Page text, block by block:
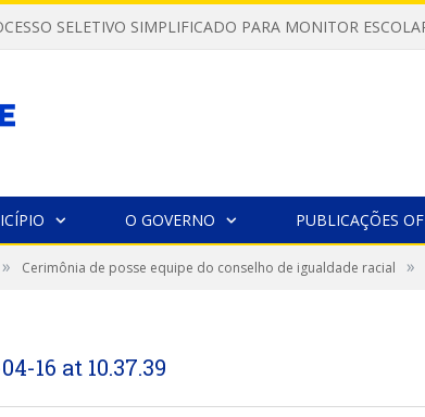
SELETIVO SIMPLIFICADO PARA MONITOR
O GOVERNO PUBLICAÇÕES
» Cerimônia de posse equipe do conselho de igualdade racial »
16 at 10.37.39